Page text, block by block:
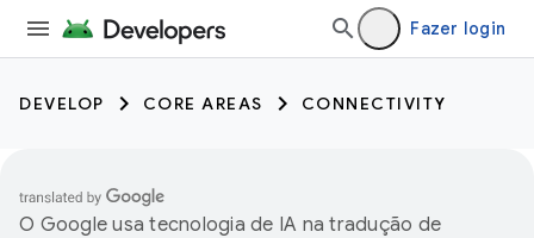
Fazer login
DEVELOP CORE AREAS CONNECTIVITY
O Google usa tecnologia de IA na tradução de